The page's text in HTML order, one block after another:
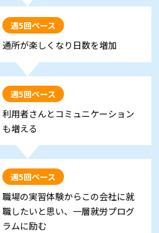
週5回ペース
通所が楽しくなり日数を増加
週5回ペース
利用者さんとコミュニケーション
も増える
週5回ペース
職場の実習体験からこの会社に就
職したいと思い、一層就労プログ
ラムに励む